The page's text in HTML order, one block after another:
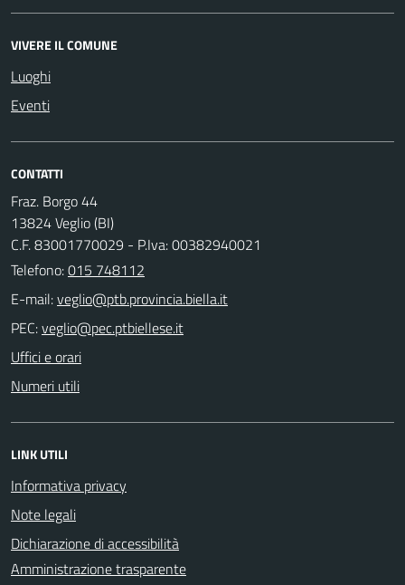
VIVERE IL COMUNE
Luoghi
Eventi
CONTATTI
Fraz. Borgo 44
13824 Veglio (BI)
C.F. 83001770029 - P.Iva: 00382940021
Telefono:015 748112
E-mail:
PEC:
Uffici e orari
Numeri utili
LINK UTILI
Informativa privacy
Note legali
Dichiarazione di accessibilità
Amministrazione trasparente